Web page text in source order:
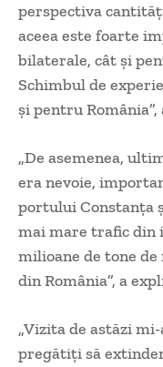
perspectiva
aceea este foarte
bilaterale, cât și
Schimbul de
și pentru
„De asemenea,
era nevoie,
portului Constanța
mai mare trafic din
milioane de tone
din România”, a
„Vizita de astăzi
pregătiți să